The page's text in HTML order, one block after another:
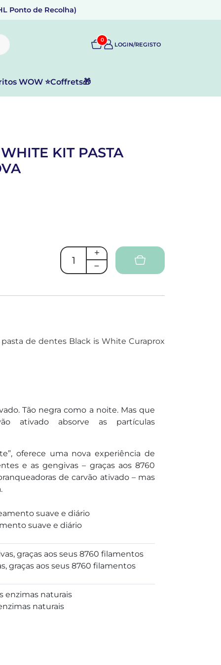
Ponto de Recolha)
0
LOGIN/REGISTO
WOW ⭐Coffrets🎁
KIT PASTA
de dentes Black is White Curaprox
Tão negra como a noite. Mas que
ativado absorve as partículas
oferece uma nova experiência de
e as gengivas – graças aos 8760
de carvão ativado – mas
suave e diário
graças aos seus 8760 filamentos
naturais